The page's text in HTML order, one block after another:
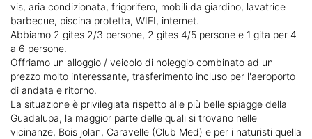
vis, aria condizionata, frigorifero, mobili da giardino, lavatrice
barbecue, piscina protetta, WIFI, internet.
Abbiamo 2 gites 2/3 persone, 2 gites 4/5 persone e 1 gita per 4
a 6 persone.
Offriamo un alloggio / veicolo di noleggio combinato ad un
prezzo molto interessante, trasferimento incluso per l'aeroporto
di andata e ritorno.
La situazione è privilegiata rispetto alle più belle spiagge della
Guadalupa, la maggior parte delle quali si trovano nelle
vicinanze, Bois jolan, Caravelle (Club Med) e per i naturisti quella